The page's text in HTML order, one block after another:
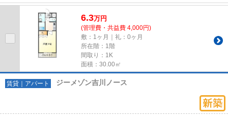
6.3万円
(管理費・共益費 4,000円)
敷：1ヶ月｜礼：0ヶ月
所在階：1階
間取り：1K
面積：30.00㎡
賃貸｜アパート ジーメゾン吉川ノース